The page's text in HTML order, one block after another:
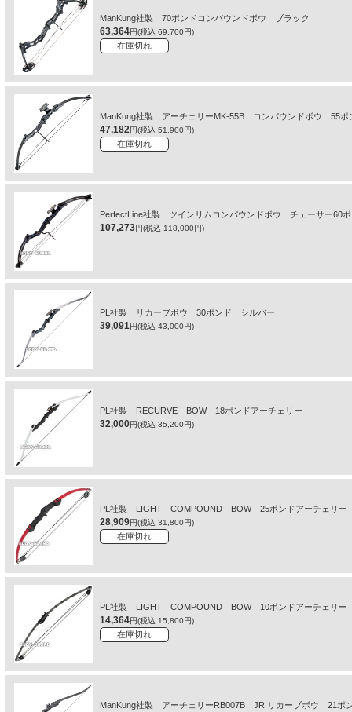
ManKung社製 70ポンドコンパウンドボウ ブラック
63,364円(税込 69,700円)
在庫切れ
ManKung社製 アーチェリーMK-55B コンパウンドボウ 55ポ
47,182円(税込 51,900円)
在庫切れ
PerfectLine社製 ツインリムコンパウンドボウ チェーサー
107,273円(税込 118,000円)
PL社製 リカーブボウ 30ポンド シルバー
39,091円(税込 43,000円)
PL社製 RECURVE BOW 18ポンドアーチェリー
32,000円(税込 35,200円)
PL社製 LIGHT COMPOUND BOW 25ポンドアーチェリ
28,909円(税込 31,800円)
在庫切れ
PL社製 LIGHT COMPOUND BOW 10ポンドアーチェリ
14,364円(税込 15,800円)
在庫切れ
ManKung社製 アーチェリーRB007B JR.リカーブボウ 21ポ